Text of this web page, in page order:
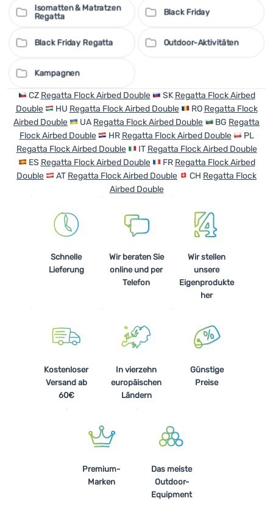
Isomatten & Matratzen
Regatta
Black Friday
Black Friday Regatta Outdoor-Aktivitäten
Kampagnen
CZ Regatta Flock Airbed Double SK Regatta Flock Airbed
Double
HU Regatta Flock Airbed Double RO Regatta Flock
Airbed Double
UA Regatta Flock Airbed Double BG Regatta
Flock Airbed Double
HR Regatta Flock Airbed Double
PL
Regatta Flock Airbed Double
IT Regatta Flock Airbed Double
ES Regatta Flock Airbed Double FR Regatta Flock Airbed
Double
AT Regatta Flock Airbed Double CH Regatta Flock
Airbed Double
Schnelle
Lieferung
Wir beraten Sie
online und per
Telefon
Wir stellen
unsere
Eigenprodukte
her
Kostenloser
Versand ab
60€
In vierzehn
europäischen
Ländern
Günstige
Preise
Premium-
Marken
Das meiste
Outdoor-
Equipment